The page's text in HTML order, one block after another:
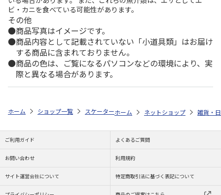
ビ・カニを食べている可能性があります。
その他
商品写真はイメージです。
商品内容として記載されていない「小道具類」はお届け
する商品に含まれておりません。
商品の色は、ご覧になるパソコンなどの環境により、実
際と異なる場合があります。
ホーム ショップ一覧 スケーター ナイロン製お玉 SNOOPY 21 KWO2
ホーム ネットショップ 雑貨・
ご利用ガイド よくあるご質問
お問い合わせ 利用規約
サイト運営会社について 特定商取引法に基づく表記について